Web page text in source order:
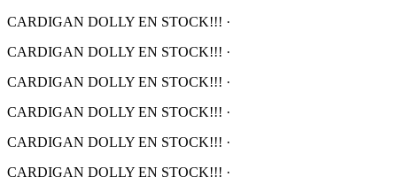
CARDIGAN DOLLY EN STOCK!!! ·
CARDIGAN DOLLY EN STOCK!!! ·
CARDIGAN DOLLY EN STOCK!!! ·
CARDIGAN DOLLY EN STOCK!!! ·
CARDIGAN DOLLY EN STOCK!!! ·
CARDIGAN DOLLY EN STOCK!!! ·